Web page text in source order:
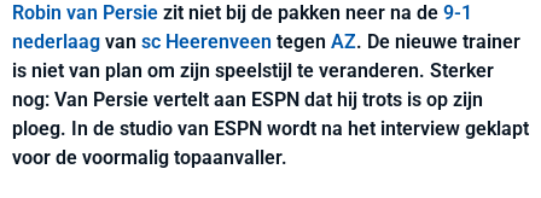
Robin van Persie zit niet bij de pakken neer na de 9-1
nederlaag van sc Heerenveen tegen AZ. De nieuwe trainer
is niet van plan om zijn speelstijl te veranderen. Sterker
nog: Van Persie vertelt aan ESPN dat hij trots is op zijn
ploeg. In de studio van ESPN wordt na het interview geklapt
voor de voormalig topaanvaller.